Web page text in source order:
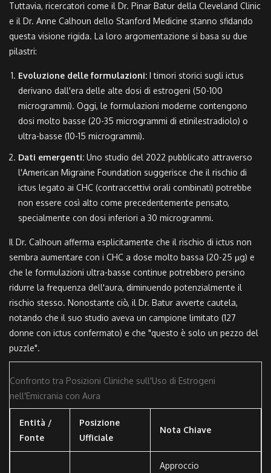
Tuttavia, ricercatori come il Dr. Pinar Batur della Cleveland Clinic
e il Dr. Anne Calhoun dello Stanford Medicine stanno sfidando
questa visione rigida. La loro argomentazione si basa su due
pilastri:
Evoluzione delle formulazioni: I timori storici sugli ictus
derivano dall'era delle alte dosi di estrogeni (50-100
microgrammi). Oggi, le formulazioni moderne contengono
dosi molto basse (20-35 microgrammi di etinilestradiolo) o
ultra-basse (10-15 microgrammi).
Dati emergenti: Uno studio del 2022 pubblicato attraverso
l'American Migraine Foundation suggerisce che il rischio di
ictus legato ai CHC (contraccettivi orali combinati) potrebbe
non essere così alto come precedentemente pensato,
specialmente con dosi inferiori a 30 microgrammi.
Il Dr. Calhoun afferma esplicitamente che il rischio di ictus non
sembra aumentare con i CHC a dose molto bassa (20-25 µg) e
che le formulazioni ultra-basse continue potrebbero persino
ridurre la frequenza dell'aura, diminuendo potenzialmente il
rischio stesso. Nonostante ciò, il Dr. Batur avverte cautela,
notando che il suo studio aveva un campione limitato (127
donne con ictus confermato) e che "questo è solo un pezzo del
puzzle".
Confronto tra Posizioni Cliniche sull'Uso di Estrogeni
nell'Emicrania con Aura
Entità /
Fonte
Posizione
Ufficiale
Nota Chiave
Approccio